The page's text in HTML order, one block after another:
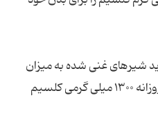
۹ تا ۱۸ ساله باید شیرهای غنی شده به میزان
کافی مصرف کنند تا بتوانند نیاز روزانه ۱۳۰۰ میلی گرمی کلسیم